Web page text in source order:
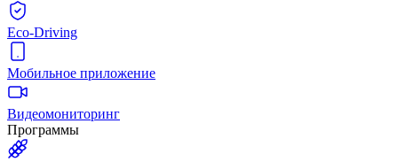
Eco-Driving
Мобильное приложение
Видеомониторинг
Программы